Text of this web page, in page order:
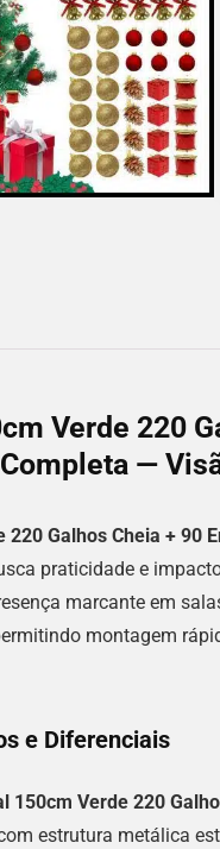
Verde 220
—
Galhos Cheia + 90
praticidade e
marcante em
montagem
e Diferenciais
150cm Verde 220
estrutura metálica